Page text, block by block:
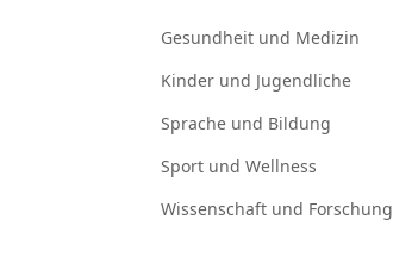
Gesundheit und Medizin
Kinder und Jugendliche
Sprache und Bildung
Sport und Wellness
Wissenschaft und Forschung